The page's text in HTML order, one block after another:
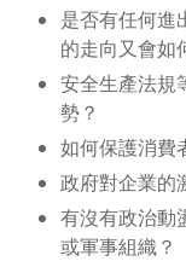
是否有任何進
的走向又會如
安全生產法規
勢？
如何保護消費
政府對企業的
有沒有政治動
或軍事組織？